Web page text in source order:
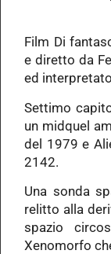
Film Di
e diretto da
ed
Settimo
un midquel
del 1979 e
2142.
Una sonda
relitto alla
spazio
Xenomorfo